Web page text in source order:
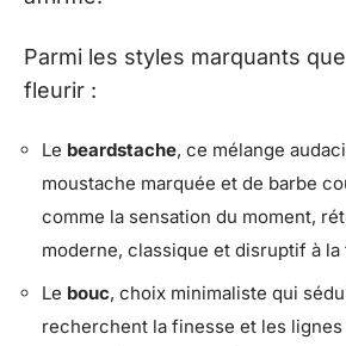
Parmi les styles marquants
fleurir :
Le beardstache, ce mélange
moustache marquée et de barbe
comme la sensation du moment,
moderne, classique et disruptif à la
Le bouc, choix minimaliste qui
recherchent la finesse et les